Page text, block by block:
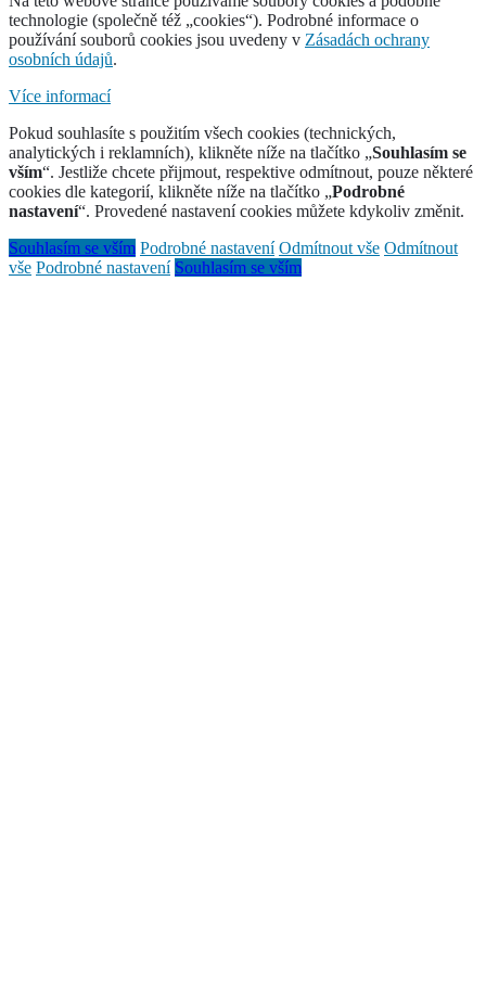
technologie (společně též „cookies“). Podrobné informace o
používání souborů cookies jsou uvedeny v Zásadách ochrany
osobních údajů.
Více informací
Pokud souhlasíte s použitím všech cookies (technických,
analytických i reklamních), klikněte níže na tlačítko „Souhlasím se
vším“. Jestliže chcete přijmout, respektive odmítnout, pouze některé
cookies dle kategorií, klikněte níže na tlačítko „Podrobné
nastavení“. Provedené nastavení cookies můžete kdykoliv změnit.
Souhlasím se vším Podrobné nastavení Odmítnout vše Odmítnout
vše Podrobné nastavení Souhlasím se vším